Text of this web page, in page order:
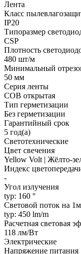
Лента
Класс
IP20
Типоразмер
CSP
Плотность
480 шт/м
Минимальный
50 мм
Серия ленты
COB открытая
Тип герметизации
Без герметизации
Гарантийный срок
5 год(а)
Светотехнические
Цвет свечения
Yellow Volt | Жёлто-
Индекс
-
Угол излучения
typ: 160 °
Световой поток на 1м
typ: 450 lm/m
Расчетная световая
118 лм/Вт
Электрические
Напряжение питания